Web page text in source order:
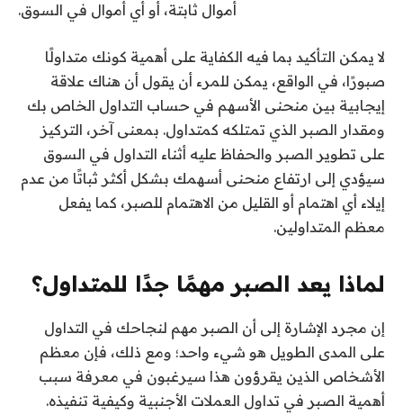
أموال ثابتة، أو أي أموال في السوق.
لا يمكن التأكيد بما فيه الكفاية على أهمية كونك متداولًا
صبورًا، في الواقع، يمكن للمرء أن يقول أن هناك علاقة
إيجابية بين منحنى الأسهم في حساب التداول الخاص بك
ومقدار الصبر الذي تمتلكه كمتداول. بمعنى آخر، التركيز
على تطوير الصبر والحفاظ عليه أثناء التداول في السوق
سيؤدي إلى ارتفاع منحنى أسهمك بشكل أكثر ثباتًا من عدم
إيلاء أي اهتمام أو القليل من الاهتمام للصبر، كما يفعل
معظم المتداولين.
لماذا يعد الصبر مهمًا جدًا للمتداول؟
إن مجرد الإشارة إلى أن الصبر مهم لنجاحك في التداول
على المدى الطويل هو شيء واحد؛ ومع ذلك، فإن معظم
الأشخاص الذين يقرؤون هذا سيرغبون في معرفة سبب
أهمية الصبر في تداول العملات الأجنبية وكيفية تنفيذه.